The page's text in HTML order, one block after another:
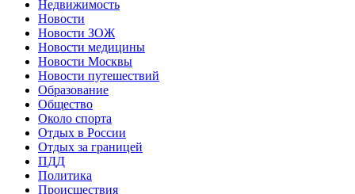
Недвижимость
Новости
Новости ЗОЖ
Новости медицины
Новости Москвы
Новости путешествий
Образование
Общество
Около спорта
Отдых в России
Отдых за границей
ПДД
Политика
Происшествия